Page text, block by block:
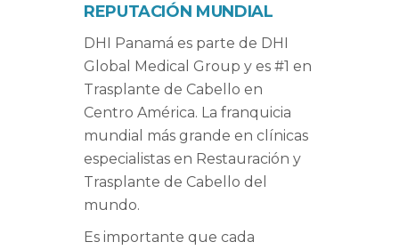
REPUTACIÓN MUNDIAL
DHI Panamá es parte de DHI
Global Medical Group y es #1 en
Trasplante de Cabello en
Centro América. La franquicia
mundial más grande en clínicas
especialistas en Restauración y
Trasplante de Cabello del
mundo.
Es importante que cada